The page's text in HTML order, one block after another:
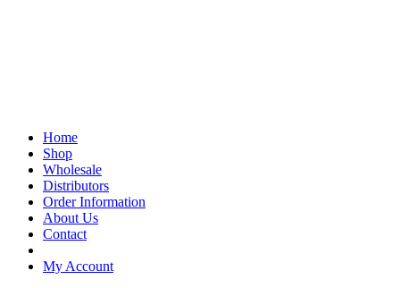
Home
Shop
Wholesale
Distributors
Order Information
About Us
Contact
My Account